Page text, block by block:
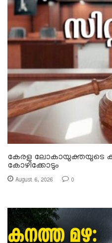
കേരള ലോകായുക്തയുടെ
കോഴിക്കോടും
August 6, 2026 0